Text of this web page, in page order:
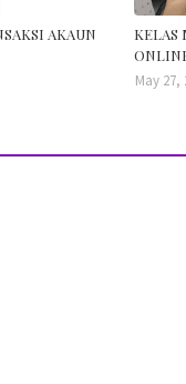
AKAUN
KELAS
May 27,